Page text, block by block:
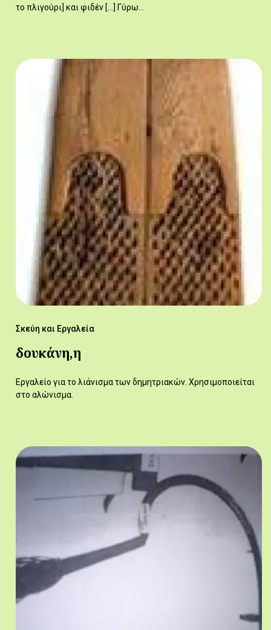
το πλιγούρι] και φιδέν [...] Γύρω…
Σκεύη και Εργαλεία
δουκάνη,η
Εργαλείο για το λιάνισμα των δημητριακών. Χρησιμοποιείται
στο αλώνισμα.